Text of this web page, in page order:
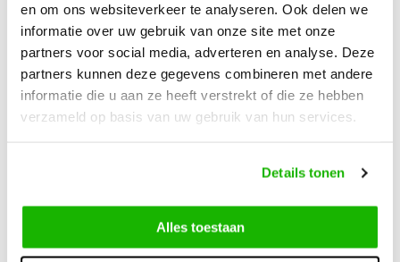
en om ons websiteverkeer te analyseren. Ook delen we
informatie over uw gebruik van onze site met onze
partners voor social media, adverteren en analyse. Deze
partners kunnen deze gegevens combineren met andere
informatie die u aan ze heeft verstrekt of die ze hebben
verzameld op basis van uw gebruik van hun services.
Details tonen
Alles toestaan
Piraens is een cognackleurige laars van hoogwaardig leer
met een extra brede schacht. Deze laars is uitgerust met
verstelbare gespen aan de zijkant. Deze hebben zowel een
decoratieve functie als een praktische: je kunt de pasvorm
ermee verfijnen. Dit model heeft een lage hak, een ritssluiting
Kunnen we helpen?